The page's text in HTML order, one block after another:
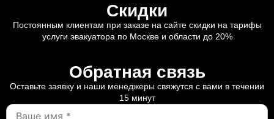
Скидки
Постоянным клиентам при заказе на сайте скидки на тарифы
услуги эвакуатора по Москве и области до 20%
Обратная связь
Оставьте заявку и наши менеджеры свяжутся с вами в течении
15 минут